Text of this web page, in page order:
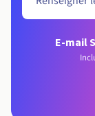
E-mail